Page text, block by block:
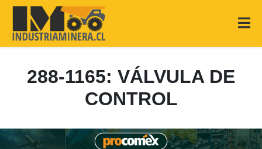
288-1165: VÁLVULA DE
CONTROL